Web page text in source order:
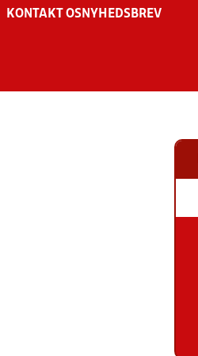
KONTAKT OS NYHEDSBREV